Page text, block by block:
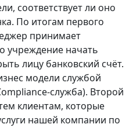
соответствует ли оно
По итогам первого
принимает
учреждение начать
лицу банковский счёт.
модели службой
служба). Второй
клиентам, которые
нашей компании по